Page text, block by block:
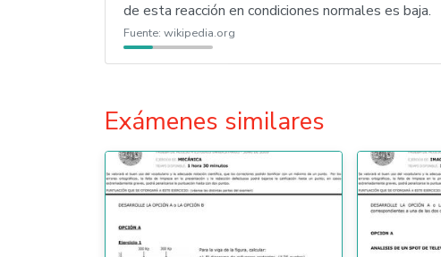
de esta reacción en condiciones normales es baja.
Fuente: wikipedia.org
Exámenes similares